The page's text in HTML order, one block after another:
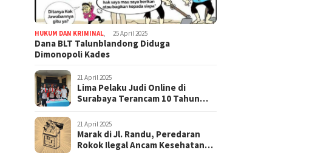
HUKUM DAN KRIMINAL 25 April 2025
Dana BLT Talunblandong Diduga
Dimonopoli Kades
21 April 2025
Lima Pelaku Judi Online di
Surabaya Terancam 10 Tahun
21 April 2025
Marak di Jl. Randu, Peredaran
Rokok Ilegal Ancam Kesehatan